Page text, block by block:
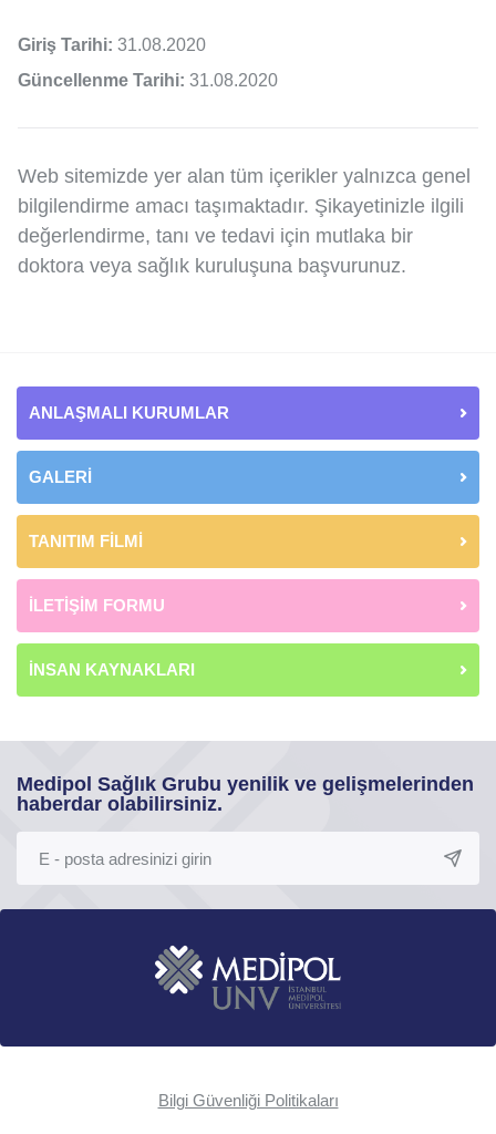
Giriş Tarihi: 31.08.2020
Güncellenme Tarihi: 31.08.2020
Web sitemizde yer alan tüm içerikler yalnızca genel
bilgilendirme amacı taşımaktadır. Şikayetinizle ilgili
değerlendirme, tanı ve tedavi için mutlaka bir
doktora veya sağlık kuruluşuna başvurunuz.
ANLAŞMALI KURUMLAR
GALERİ
TANITIM FİLMİ
İLETİŞİM FORMU
İNSAN KAYNAKLARI
Medipol Sağlık Grubu yenilik ve gelişmelerinden
haberdar olabilirsiniz.
Bilgi Güvenliği Politikaları